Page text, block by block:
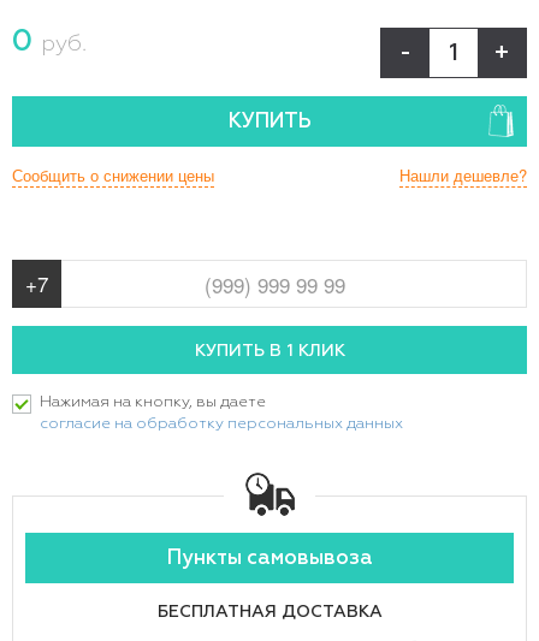
0 руб. - +
КУПИТЬ
Нашли дешевле?
Сообщить о снижении цены
Нажимая на кнопку, вы даете
согласие на обработку персональных данных
Пункты самовывоза
БЕСПЛАТНАЯ ДОСТАВКА